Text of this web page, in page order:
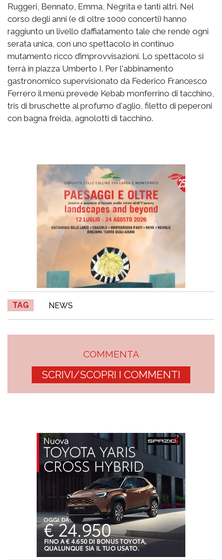
Ruggeri, Bennato, Emma, Negrita e tanti altri. Nel
corso degli anni (e di oltre 1000 concerti) hanno
raggiunto un livello d’affiatamento tale che rende ogni
serata unica, con uno spettacolo in continuo
mutamento ricco d’improvvisazioni. Lo spettacolo si
terrà in piazza Umberto I. Per l'abbinamento
gastronomico supervisionato da Federico Francesco
Ferrero il menù prevede Kebab monferrino di tacchino,
tris di bruschette al profumo d'aglio, filetto di peperoni
con bagna freida, agnolotti di tacchino.
TAG NEWS
COMMENTA
SCRIVI/SCOPRI I COMMENTI